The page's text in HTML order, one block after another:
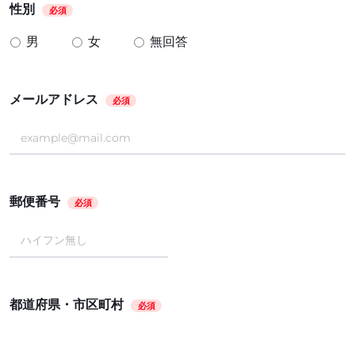
性別 必須
男 女 無回答
メールアドレス 必須
郵便番号 必須
都道府県・市区町村 必須